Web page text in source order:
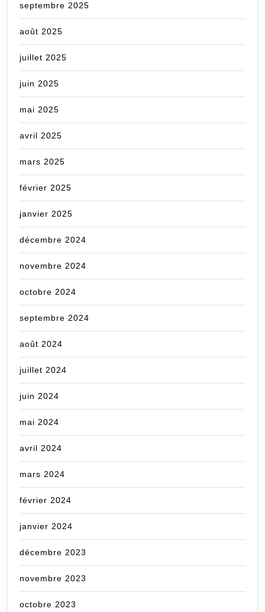
septembre 2025
août 2025
juillet 2025
juin 2025
mai 2025
avril 2025
mars 2025
février 2025
janvier 2025
décembre 2024
novembre 2024
octobre 2024
septembre 2024
août 2024
juillet 2024
juin 2024
mai 2024
avril 2024
mars 2024
février 2024
janvier 2024
décembre 2023
novembre 2023
octobre 2023